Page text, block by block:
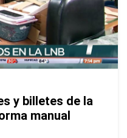
y billetes de la
manual